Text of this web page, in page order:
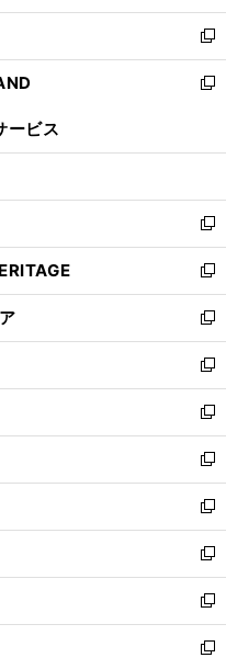
開
く
ウ
で
開
く
ン
ド
ウ
で
ウ
ィ
ン
ド
開
新
し
い
ン
ウ
で
開
く
新
ウ
ン
ド
ウ
で
開
く
ービス
新
し
い
ウ
ィ
ン
ド
ウ
で
開
く
新
し
い
ウ
ィ
ン
ド
ウ
で
開
く
新
し
い
ウ
ィ
ン
ド
ウ
で
開
く
新
し
い
ウ
ィ
ン
ド
ウ
で
開
く
新
し
い
ウ
ィ
ン
ド
ウ
で
開
く
新
し
い
ウ
ィ
ン
ド
ウ
で
新
し
い
ウ
ィ
ン
ド
新
し
い
ウ
ィ
新
し
い
新